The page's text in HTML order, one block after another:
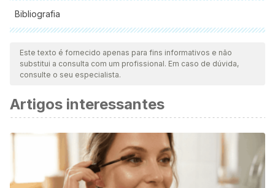
Bibliografia
Todas as fontes citadas foram minuciosamente revisadas por
nossa equipe para garantir sua qualidade, confiabilidade,
atualidade e validade. A bibliografia deste artigo foi
cientificamente.
Hawkes, J. G.(1990).The potato: evolution, biodiversity
and genetic resources.
London: Belhaven.
Miguel, M. G.; Antunes, M. D., y Faleiro, M. L.
“Honey as a Complementary Medicine”,
Integr Med
Este texto é fornecido apenas para fins informativos e não
substitui a consulta com um profissional. Em caso de dúvida,
consulte o seu especialista.
Artigos interessantes